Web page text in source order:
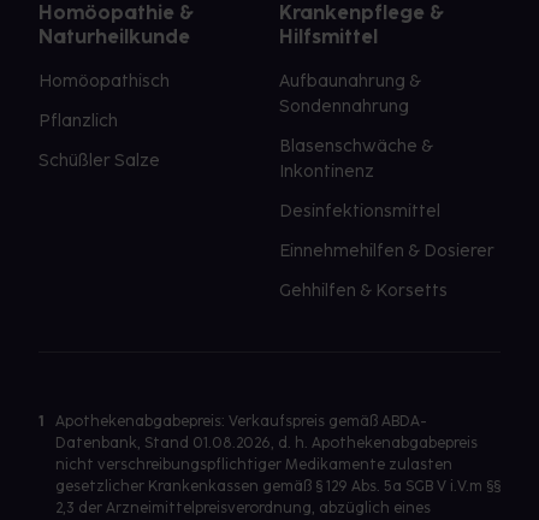
Homöopathie &
Naturheilkunde
Homöopathisch
Pflanzlich
Schüßler Salze
Krankenpflege &
Hilfsmittel
Aufbaunahrung &
Sondennahrung
Blasenschwäche &
Inkontinenz
Desinfektionsmittel
Einnehmehilfen & Dosierer
Gehhilfen & Korsetts
1
Apothekenabgabepreis: Verkaufspreis gemäß ABDA-
Datenbank, Stand 01.08.2026, d. h. Apothekenabgabepreis
nicht verschreibungspflichtiger Medikamente zulasten
gesetzlicher Krankenkassen gemäß § 129 Abs. 5a SGB V i.V.m §§
2,3 der Arzneimittelpreisverordnung, abzüglich eines